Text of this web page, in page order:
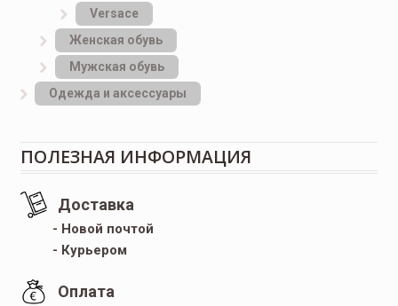
Versace
Женская обувь
Мужская обувь
Одежда и аксессуары
ПОЛЕЗНАЯ ИНФОРМАЦИЯ
Доставка
- Новой почтой
- Курьером
Оплата